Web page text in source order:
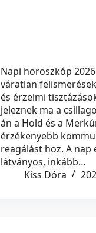
Napi horoszkóp
váratlan
és érzelmi
jeleznek ma a
án a Hold és a
érzékenyebb
reagálást hoz. A nap
látványos, inkább…
Kiss Dóra